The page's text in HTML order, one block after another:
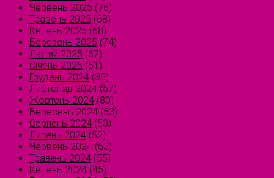
Червень 2025 (76)
Травень 2025 (68)
Квітень 2025 (68)
Березень 2025 (74)
Лютий 2025 (67)
Січень 2025 (51)
Грудень 2024 (35)
Листопад 2024 (57)
Жовтень 2024 (80)
Вересень 2024 (53)
Серпень 2024 (53)
Липень 2024 (52)
Червень 2024 (63)
Травень 2024 (55)
Квітень 2024 (45)